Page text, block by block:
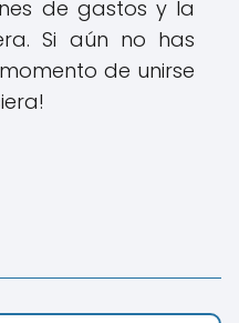
de gastos y la
Si aún no has
de unirse